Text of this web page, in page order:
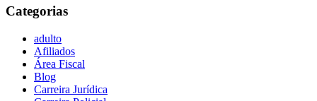
Categorias
adulto
Afiliados
Área Fiscal
Blog
Carreira Jurídica